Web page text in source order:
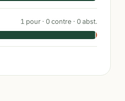
1 pour · 0contre · 0abst.